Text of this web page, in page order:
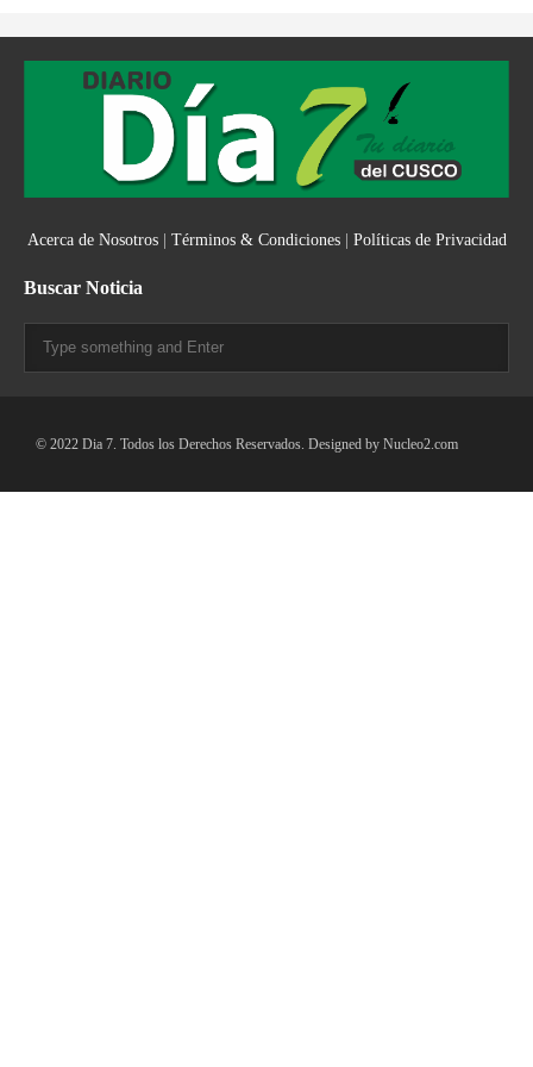
Acerca de Nosotros| Términos & Condiciones| Políticas de Privacidad
Buscar Noticia
© 2022 Dia 7. Todos los Derechos Reservados. Designed by Nucleo2.com